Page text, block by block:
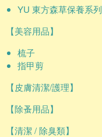
YU 東方森草保養系列
【美容用品】
梳子
指甲剪
【皮膚清潔/護理】
【除蚤用品】
【清潔 / 除臭類】